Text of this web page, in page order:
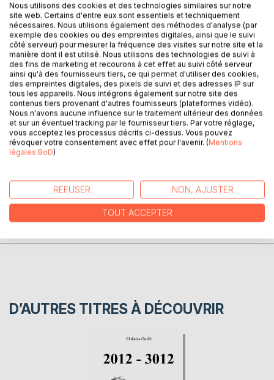
Les marches en huit génèrent un "remodelage de
latéralité", qui réactive la collaboration entre cerveau droit
et cerveau gauche. Si vous laissez vos yeux, vos épaules,
vos hanches, vos pieds s'adapter naturellement, avec
rythme et fluidité, aux mouvements lemniscatoires
proposés dans ce livre, vous irez vers de nouvelles
solutions qui correspondent à vos problèmes propres.
Avec intuition, créativité et plaisir, vous introduirez des
variantes à l'infini pour évoluer vers une plus grande
harmonie.
CRITIQUES PRESSE
D’AUTRES TITRES À DÉCOUVRIR
Nous utilisons des cookies et des technologies similaires sur notre
site web. Certains d'entre eux sont essentiels et techniquement
nécessaires. Nous utilisons également des méthodes d'analyse (par
exemple des cookies ou des empreintes digitales, ainsi que le suivi
côté serveur) pour mesurer la fréquence des visites sur notre site et la
manière dont il est utilisé. Nous utilisons des technologies de suivi à
des fins de marketing et recourons à cet effet au suivi côté serveur
ainsi qu'à des fournisseurs tiers, ce qui permet d'utiliser des cookies,
des empreintes digitales, des pixels de suivi et des adresses IP sur
tous les appareils. Nous intégrons également sur notre site des
contenus tiers provenant d'autres fournisseurs (plateformes vidéo).
Nous n'avons aucune influence sur le traitement ultérieur des données
et sur un éventuel tracking par le fournisseur tiers. Par votre réglage,
vous acceptez les processus décrits ci-dessus. Vous pouvez
révoquer votre consentement avec effet pour l'avenir. (Mentions
légales BoD)
REFUSER NON, AJUSTER
TOUT ACCEPTER